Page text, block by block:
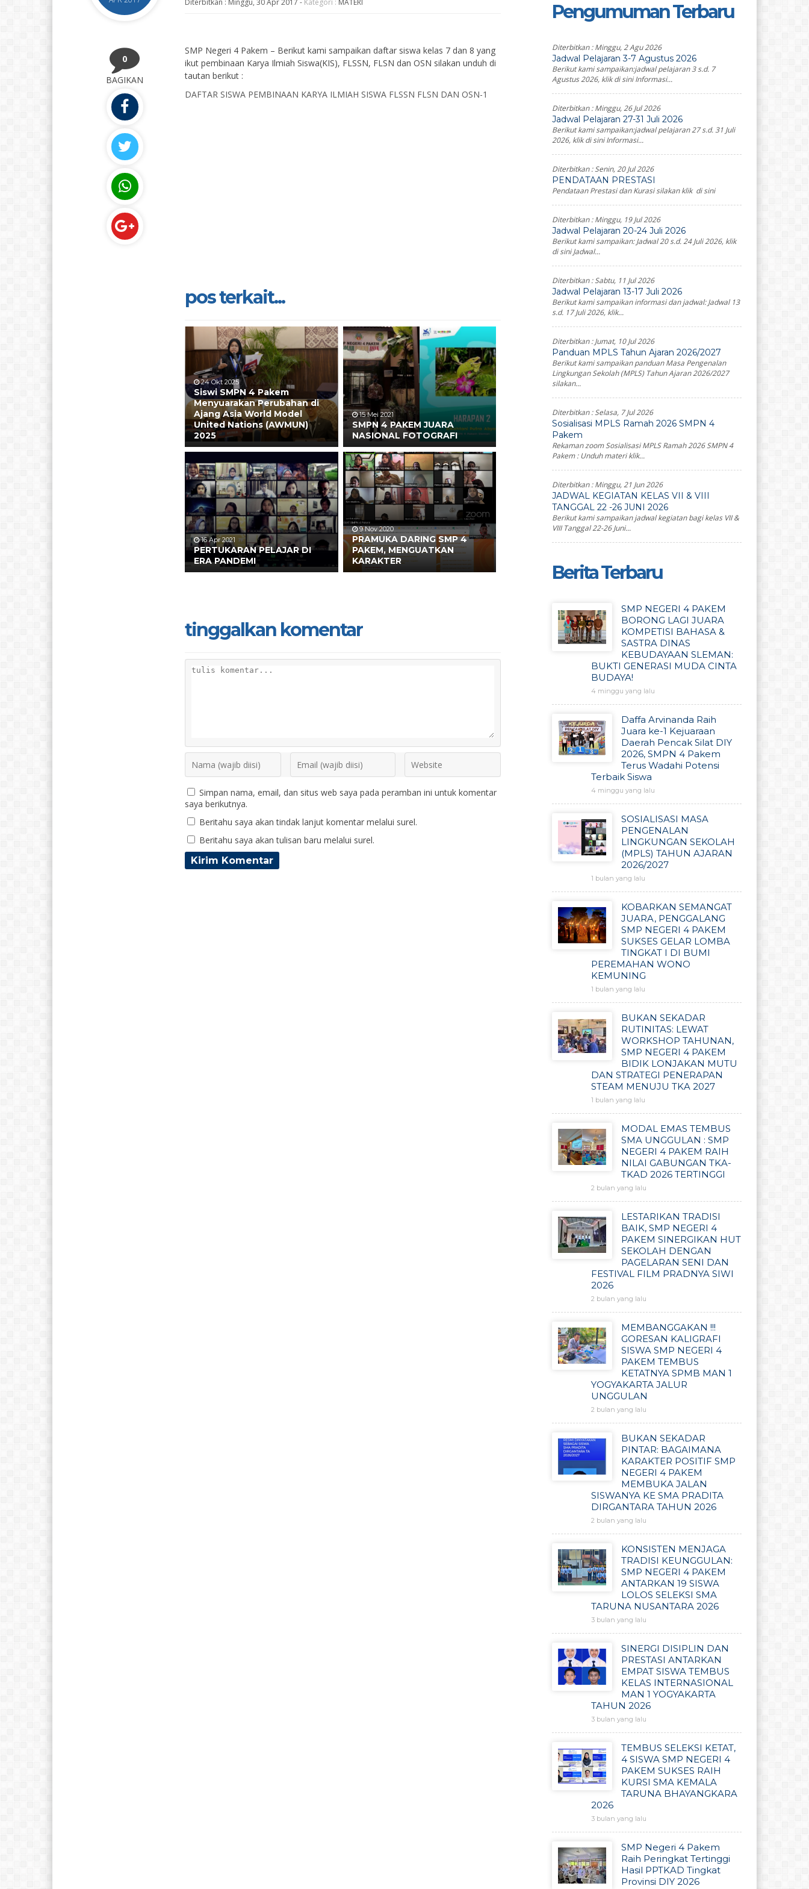
Diterbitkan : Minggu, 30 Apr 2017 - Kategori : MATERI
0
BAGIKAN
SMP Negeri 4 Pakem – Berikut kami sampaikan daftar siswa kelas 7 dan 8 yang
ikut pembinaan Karya Ilmiah Siswa(KIS), FLSSN, FLSN dan OSN silakan unduh di
tautan berikut :
DAFTAR SISWA PEMBINAAN KARYA ILMIAH SISWA FLSSN FLSN DAN OSN-1
pos terkait...
24 Okt 2025
Siswi SMPN 4 Pakem
Menyuarakan Perubahan di
Ajang Asia World Model
United Nations (AWMUN)
2025
15 Mei 2021
SMPN 4 PAKEM JUARA
NASIONAL FOTOGRAFI
16 Apr 2021
PERTUKARAN PELAJAR DI
ERA PANDEMI
9 Nov 2020
PRAMUKA DARING SMP 4
PAKEM, MENGUATKAN
KARAKTER
tinggalkan komentar
Simpan nama, email, dan situs web saya pada peramban ini untuk komentar
saya berikutnya.
Beritahu saya akan tindak lanjut komentar melalui surel.
Beritahu saya akan tulisan baru melalui surel.
Pengumuman Terbaru
Diterbitkan :Minggu, 2 Agu 2026
Jadwal Pelajaran 3-7 Agustus 2026
Berikut kami sampaikan:jadwal pelajaran 3 s.d. 7
Agustus 2026, klik di sini Informasi...
Diterbitkan :Minggu, 26 Jul 2026
Jadwal Pelajaran 27-31 Juli 2026
Berikut kami sampaikan:jadwal pelajaran 27 s.d. 31 Juli
2026, klik di sini Informasi...
Diterbitkan :Senin, 20 Jul 2026
PENDATAAN PRESTASI
Pendataan Prestasi dan Kurasi silakan klik di sini
Diterbitkan :Minggu, 19 Jul 2026
Jadwal Pelajaran 20-24 Juli 2026
Berikut kami sampaikan: Jadwal 20 s.d. 24 Juli 2026, klik
di sini Jadwal...
Diterbitkan :Sabtu, 11 Jul 2026
Jadwal Pelajaran 13-17 Juli 2026
Berikut kami sampaikan informasi dan jadwal: Jadwal 13
s.d. 17 Juli 2026, klik...
Diterbitkan :Jumat, 10 Jul 2026
Panduan MPLS Tahun Ajaran 2026/2027
Berikut kami sampaikan panduan Masa Pengenalan
Lingkungan Sekolah (MPLS) Tahun Ajaran 2026/2027
silakan...
Diterbitkan :Selasa, 7 Jul 2026
Sosialisasi MPLS Ramah 2026 SMPN 4
Pakem
Rekaman zoom Sosialisasi MPLS Ramah 2026 SMPN 4
Pakem : Unduh materi klik...
Diterbitkan :Minggu, 21 Jun 2026
JADWAL KEGIATAN KELAS VII & VIII
TANGGAL 22 -26 JUNI 2026
Berikut kami sampaikan jadwal kegiatan bagi kelas VII &
VIII Tanggal 22-26 Juni...
Berita Terbaru
SMP NEGERI 4 PAKEM
BORONG LAGI JUARA
KOMPETISI BAHASA &
SASTRA DINAS
KEBUDAYAAN SLEMAN:
BUKTI GENERASI MUDA CINTA
BUDAYA!
4 minggu yang lalu
Daffa Arvinanda Raih
Juara ke-1 Kejuaraan
Daerah Pencak Silat DIY
2026, SMPN 4 Pakem
Terus Wadahi Potensi
Terbaik Siswa
4 minggu yang lalu
SOSIALISASI MASA
PENGENALAN
LINGKUNGAN SEKOLAH
(MPLS) TAHUN AJARAN
2026/2027
1 bulan yang lalu
KOBARKAN SEMANGAT
JUARA, PENGGALANG
SMP NEGERI 4 PAKEM
SUKSES GELAR LOMBA
TINGKAT I DI BUMI
PEREMAHAN WONO
KEMUNING
1 bulan yang lalu
BUKAN SEKADAR
RUTINITAS: LEWAT
WORKSHOP TAHUNAN,
SMP NEGERI 4 PAKEM
BIDIK LONJAKAN MUTU
DAN STRATEGI PENERAPAN
STEAM MENUJU TKA 2027
1 bulan yang lalu
MODAL EMAS TEMBUS
SMA UNGGULAN : SMP
NEGERI 4 PAKEM RAIH
NILAI GABUNGAN TKA-
TKAD 2026 TERTINGGI
2 bulan yang lalu
LESTARIKAN TRADISI
BAIK, SMP NEGERI 4
PAKEM SINERGIKAN HUT
SEKOLAH DENGAN
PAGELARAN SENI DAN
FESTIVAL FILM PRADNYA SIWI
2026
2 bulan yang lalu
MEMBANGGAKAN !!!
GORESAN KALIGRAFI
SISWA SMP NEGERI 4
PAKEM TEMBUS
KETATNYA SPMB MAN 1
YOGYAKARTA JALUR
UNGGULAN
2 bulan yang lalu
BUKAN SEKADAR
PINTAR: BAGAIMANA
KARAKTER POSITIF SMP
NEGERI 4 PAKEM
MEMBUKA JALAN
SISWANYA KE SMA PRADITA
DIRGANTARA TAHUN 2026
2 bulan yang lalu
KONSISTEN MENJAGA
TRADISI KEUNGGULAN:
SMP NEGERI 4 PAKEM
ANTARKAN 19 SISWA
LOLOS SELEKSI SMA
TARUNA NUSANTARA 2026
3 bulan yang lalu
SINERGI DISIPLIN DAN
PRESTASI ANTARKAN
EMPAT SISWA TEMBUS
KELAS INTERNASIONAL
MAN 1 YOGYAKARTA
TAHUN 2026
3 bulan yang lalu
TEMBUS SELEKSI KETAT,
4 SISWA SMP NEGERI 4
PAKEM SUKSES RAIH
KURSI SMA KEMALA
TARUNA BHAYANGKARA
2026
3 bulan yang lalu
SMP Negeri 4 Pakem
Raih Peringkat Tertinggi
Hasil PPTKAD Tingkat
Provinsi DIY 2026